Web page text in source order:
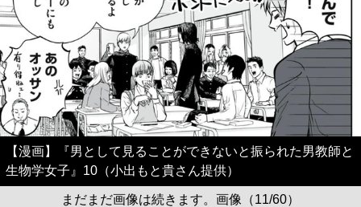
【漫画】『男として見ることができないと振られた男教師と
生物学女子』10（小出もと貴さん提供）
まだまだ画像は続きます。画像（11/60）